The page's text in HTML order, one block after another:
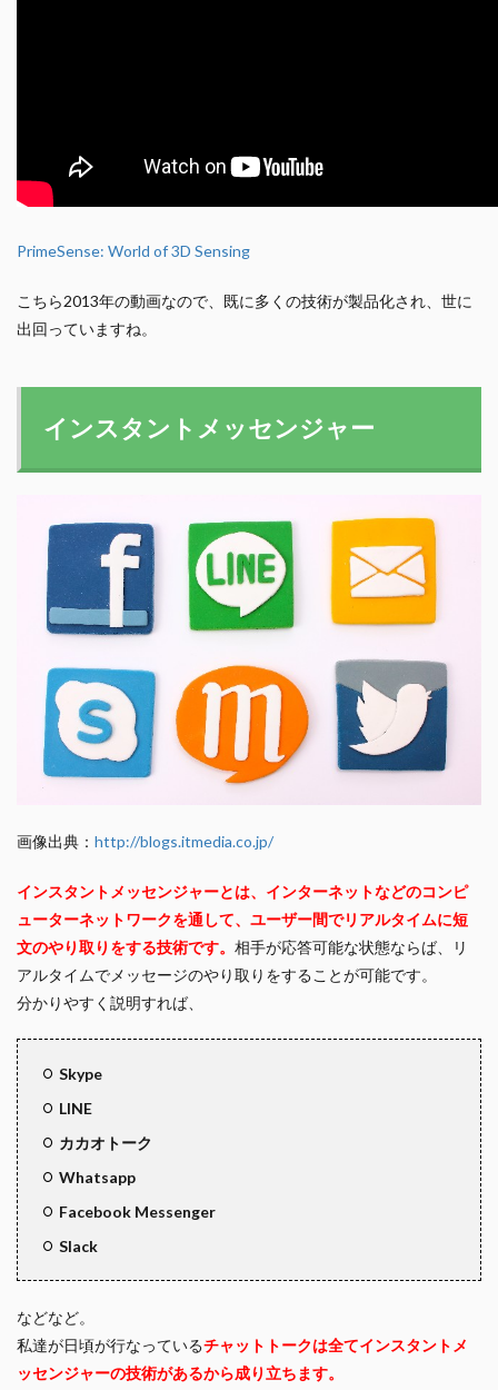
PrimeSense: World of 3D Sensing
こちら2013年の動画なので、既に多くの技術が製品化され、世に
出回っていますね。
インスタントメッセンジャー
画像出典： http://blogs.itmedia.co.jp/
インスタントメッセンジャーとは、インターネットなどのコンピ
ューターネットワークを通して、ユーザー間でリアルタイムに短
文のやり取りをする技術です。 相手が応答可能な状態ならば、リ
アルタイムでメッセージのやり取りをすることが可能です。
分かりやすく説明すれば、
Skype
LINE
カカオトーク
Whatsapp
Facebook Messenger
Slack
などなど。
私達が日頃が行なっているチャットトークは全てインスタントメ
ッセンジャーの技術があるから成り立ちます。